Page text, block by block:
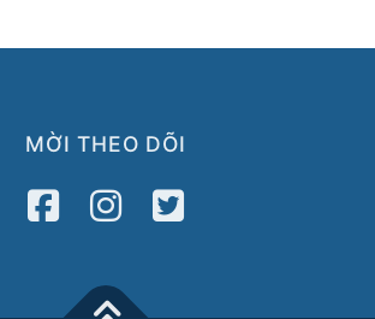
MỜI THEO DÕI